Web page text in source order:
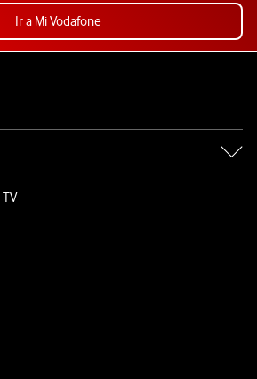
Ir a Mi Vodafone
sociales de Vodafone